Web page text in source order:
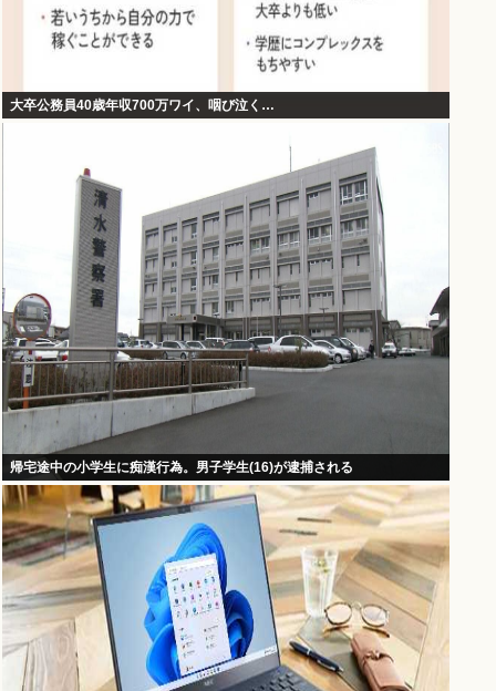
大卒公務員40歳年収700万ワイ、咽び泣く…
帰宅途中の小学生に痴漢行為。男子学生(16)が逮捕される